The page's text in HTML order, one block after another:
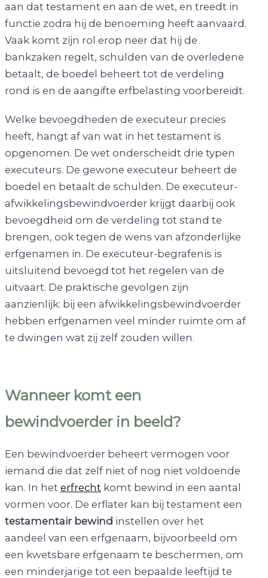
aan dat testament en aan de wet, en treedt in
functie zodra hij de benoeming heeft aanvaard.
Vaak komt zijn rol erop neer dat hij de
bankzaken regelt, schulden van de overledene
betaalt, de boedel beheert tot de verdeling
rond is en de aangifte erfbelasting voorbereidt.
Welke bevoegdheden de executeur precies
heeft, hangt af van wat in het testament is
opgenomen. De wet onderscheidt drie typen
executeurs. De gewone executeur beheert de
boedel en betaalt de schulden. De executeur-
afwikkelingsbewindvoerder krijgt daarbij ook
bevoegdheid om de verdeling tot stand te
brengen, ook tegen de wens van afzonderlijke
erfgenamen in. De executeur-begrafenis is
uitsluitend bevoegd tot het regelen van de
uitvaart. De praktische gevolgen zijn
aanzienlijk: bij een afwikkelingsbewindvoerder
hebben erfgenamen veel minder ruimte om af
te dwingen wat zij zelf zouden willen.
Wanneer komt een
bewindvoerder in beeld?
Een bewindvoerder beheert vermogen voor
iemand die dat zelf niet of nog niet voldoende
kan. In het erfrecht komt bewind in een aantal
vormen voor. De erflater kan bij testament een
testamentair bewind instellen over het
aandeel van een erfgenaam, bijvoorbeeld om
een kwetsbare erfgenaam te beschermen, om
een minderjarige tot een bepaalde leeftijd te